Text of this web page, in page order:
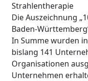
Strahlentherapie
Die Auszeichnung
Baden-
In Summe wurden
bislang 141
Organisationen
Unternehmen